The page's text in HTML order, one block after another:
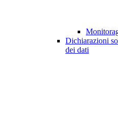
Dichiarazioni
dei dati